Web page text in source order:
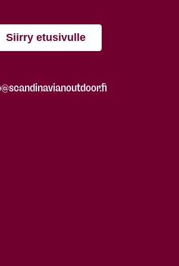
Siirry etusivulle